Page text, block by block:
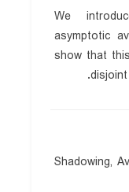
We
asymptotic
show that
Shadowing,